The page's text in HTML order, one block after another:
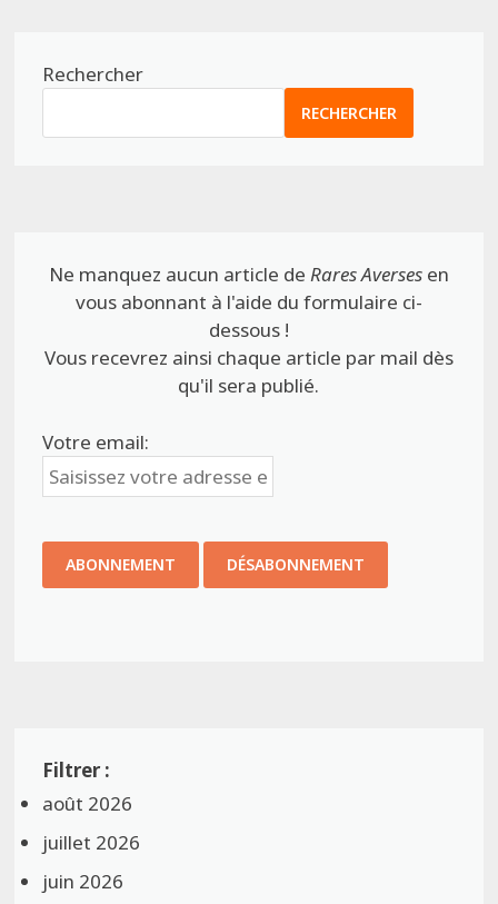
Rechercher
RECHERCHER
Ne manquez aucun article de Rares Aversesen
vous abonnant à l'aide du formulaire ci-
dessous !
Vous recevrez ainsi chaque article par mail dès
qu'il sera publié.
Votre email:
août 2026
juillet 2026
juin 2026